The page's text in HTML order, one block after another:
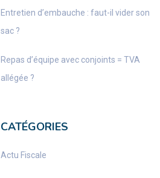
Entretien d’embauche : faut-il vider son
sac ?
Repas d’équipe avec conjoints = TVA
allégée ?
CATÉGORIES
Actu Fiscale